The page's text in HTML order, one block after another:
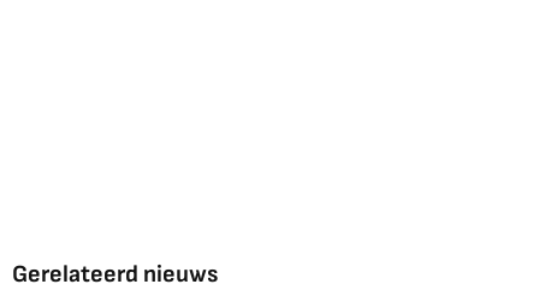
Gerelateerd nieuws